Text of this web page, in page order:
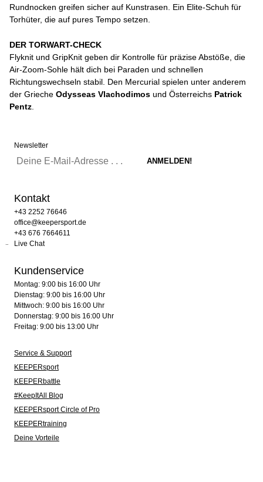
Rundnocken greifen sicher auf Kunstrasen. Ein Elite-Schuh für
Torhüter, die auf pures Tempo setzen.
DER TORWART-CHECK
Flyknit und GripKnit geben dir Kontrolle für präzise Abstöße, die
Air-Zoom-Sohle hält dich bei Paraden und schnellen
Richtungswechseln stabil. Den Mercurial spielen unter anderem
der Grieche Odysseas Vlachodimos und Österreichs Patrick
Pentz
Newsletter
Kontakt
+43 2252 76646
office@keepersport.de
+43 676 7664611
Live Chat
Kundenservice
Montag: 9:00 bis 16:00 Uhr
Dienstag: 9:00 bis 16:00 Uhr
Mittwoch: 9:00 bis 16:00 Uhr
Donnerstag: 9:00 bis 16:00 Uhr
Freitag: 9:00 bis 13:00 Uhr
Service & Support
KEEPERsport
KEEPERbattle
#KeepItAll Blog
KEEPERsport Circle of Pro
KEEPERtraining
Deine Vorteile